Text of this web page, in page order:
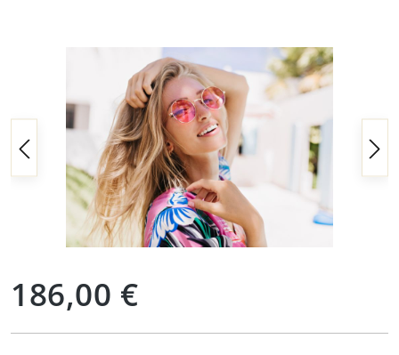
Bildergalerie überspringen
186,00 €